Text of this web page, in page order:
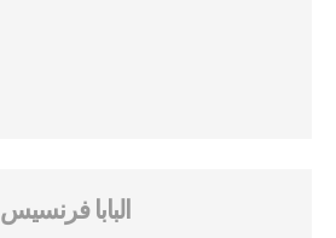
البابا فرنسيس